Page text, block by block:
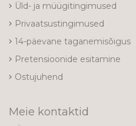
Üld- ja müügitingimused
Privaatsustingimused
14-päevane taganemisõigus
Pretensioonide esitamine
Ostujuhend
Meie kontaktid